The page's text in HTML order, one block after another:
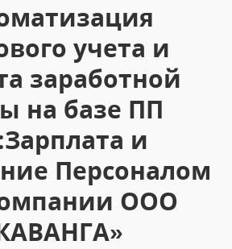
учета и
заработной
на базе ПП
и
Персоналом
ООО